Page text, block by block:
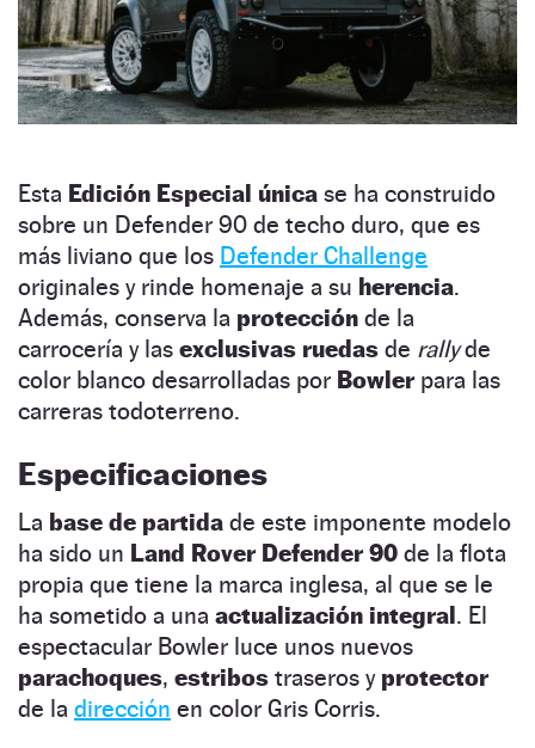
Esta Edición Especial única se ha construido
sobre un Defender 90 de techo duro, que es
más liviano que los Defender Challenge
originales y rinde homenaje a su herencia.
Además, conserva la protección de la
carrocería y las exclusivas ruedas de rallyde
color blanco desarrolladas por Bowlerpara las
carreras todoterreno.
Especificaciones
La base de partida de este imponente modelo
ha sido un Land Rover Defender 90 de la flota
propia que tiene la marca inglesa, al que se le
ha sometido a una actualización integral . El
espectacular Bowler luce unos nuevos
parachoques, estribos traseros y protector
de la dirección en color Gris Corris.